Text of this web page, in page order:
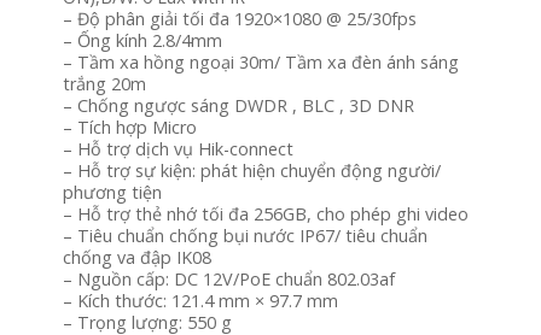
– Độ phân giải tối đa 1920×1080 @ 25/30fps
– Ống kính 2.8/4mm
– Tầm xa hồng ngoại 30m/ Tầm xa đèn ánh sáng
trắng 20m
– Chống ngược sáng DWDR , BLC , 3D DNR
– Tích hợp Micro
– Hỗ trợ dịch vụ Hik-connect
– Hỗ trợ sự kiện: phát hiện chuyển động người/
phương tiện
– Hỗ trợ thẻ nhớ tối đa 256GB, cho phép ghi video
– Tiêu chuẩn chống bụi nước IP67/ tiêu chuẩn
chống va đập IK08
– Nguồn cấp: DC 12V/PoE chuẩn 802.03af
– Kích thước: 121.4 mm × 97.7 mm
– Trọng lượng: 550 g